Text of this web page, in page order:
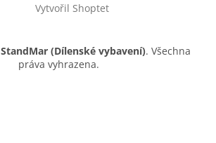
Vytvořil Shoptet
StandMar (Dílenské vybavení). Všechna
práva vyhrazena.